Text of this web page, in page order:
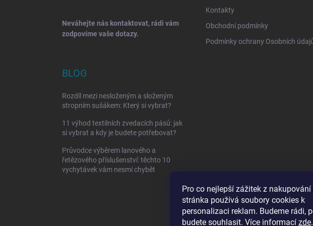
Pro co nejlepší zážitek z nakupování
stránka používá soubory cookies k
personalizaci reklam. Budeme rádi,
budete souhlasit. Více informací zde.
Neváhejte nás kontaktovat, rádi vám
zodpovíme vaše dotazy.
Kontakty
Obchodní podmínky
Podmínky ochrany Osobních
BLOG
Rozdíl mezi nesloženým a složeným
stropním sušákem: Který si vybrat?
11 výhod textilních zvedacích pásů: jak
si vybrat a kdy je budete potřebovat?
Průvodce výběrem lanového a
řetězového příslušenství: těchto 10
vychytávek vám nesmí chybět